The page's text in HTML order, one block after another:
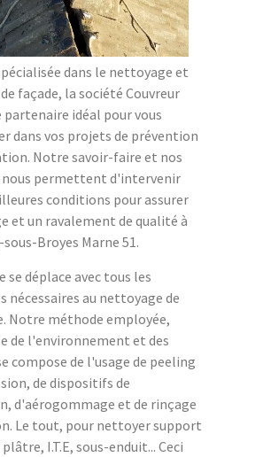
dans le nettoyage et
façade, la société Couvreur
partenaire idéal pour vous
dans vos projets de prévention
Notre savoir-faire et nos
nous permettent d'intervenir
conditions pour assurer
et un ravalement de qualité à
Broyes Marne 51.
se déplace avec tous les
nécessaires au nettoyage de
Notre méthode employée,
de l'environnement et des
compose de l'usage de peeling
de dispositifs de
d'aérogommage et de rinçage
Le tout, pour nettoyer support
I.T.E, sous-enduit... Ceci